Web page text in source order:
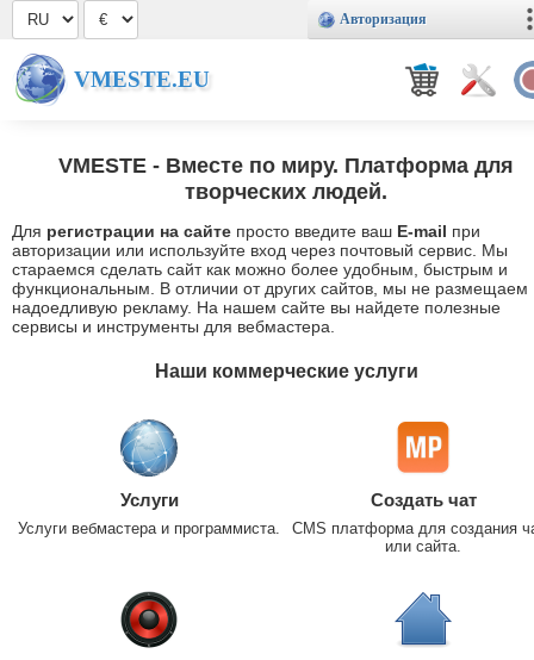
Авторизация
VMESTE.EU
VMESTE - Вместе по миру. Платформа для
творческих людей.
Для регистрации на сайте просто введите ваш E-mail при
авторизации или используйте вход через почтовый сервис. Мы
стараемся сделать сайт как можно более удобным, быстрым и
функциональным. В отличии от других сайтов, мы не размещаем
надоедливую рекламу. На нашем сайте вы найдете полезные
сервисы и инструменты для вебмастера.
Наши коммерческие услуги
Услуги
Услуги вебмастера и программиста.
Создать чат
CMS платформа для создания
или сайта.